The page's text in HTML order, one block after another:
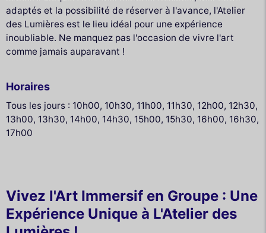
adaptés et la possibilité de réserver à l'avance, l'Atelier
des Lumières est le lieu idéal pour une expérience
inoubliable. Ne manquez pas l'occasion de vivre l'art
comme jamais auparavant !
Horaires
Tous les jours : 10h00, 10h30, 11h00, 11h30, 12h00, 12h30,
13h00, 13h30, 14h00, 14h30, 15h00, 15h30, 16h00, 16h30,
17h00
Vivez l'Art Immersif en Groupe : Une
Expérience Unique à L'Atelier des